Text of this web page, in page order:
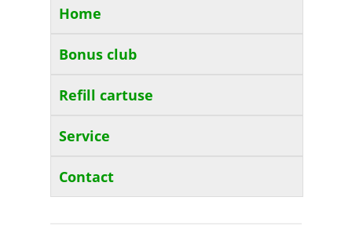
Home
Bonus club
Refill cartuse
Service
Contact